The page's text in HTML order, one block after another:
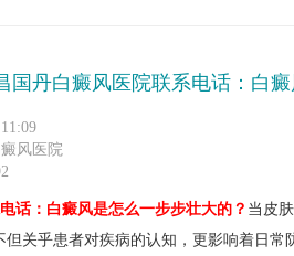
国丹白癜风医院联系电话：白
风医院
话：白癜风是怎么一步步壮大的？ 当皮
但关乎患者对疾病的认知，更影响着日